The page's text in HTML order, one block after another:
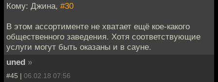
Кому: Джина, #30
В этом ассортименте не хватает ещё кое-какого
общественного заведения. Хотя соответствующие
услуги могут быть оказаны и в сауне.
uned »
#45 | 06.02.18 07:56